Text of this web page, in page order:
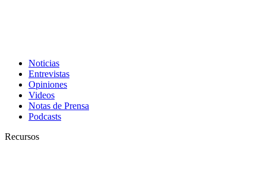
Noticias
Entrevistas
Opiniones
Videos
Notas de Prensa
Podcasts
Recursos